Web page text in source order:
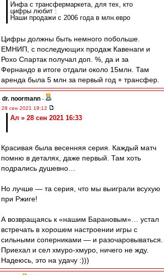
Инфа с трансфермаркета, для тех, кто
цифры любит :
Наши продажи с 2006 года в млн.евро
Цифры должны быть немного побольше.
ЕМНИП, с последующих продаж Кавенаги и
Рохо Спартак получал доп. %, да и за
Фернандо в итоге отдали около 15млн. Там
аренда была 5 млн за первый год + трансфер.
dr. noormann -
28 сен 2021 19:12
Ал » 28 сен 2021 16:33
Красивая была весенняя серия. Каждый матч
помню в деталях, даже первый. Там хоть
подрались душевно…
Но лучше — та серия, что мы выиграли всухую
при Ржиге!
А возвращаясь к «нашим Барановым»… устал
встречать в хорошем настроении игры с
сильными соперниками — и разочаровываться.
Приехал и сел хмуро-хмуро, ничего не жду.
Надеюсь, это на удачу :)))